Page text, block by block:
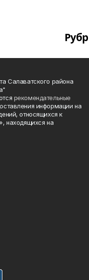
Салаватского района
рекомендательные
информации на
относящихся к
находящихся на